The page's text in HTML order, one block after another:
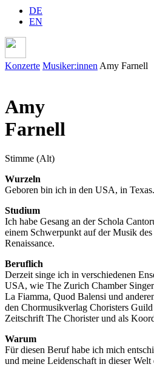
DE
EN
Konzerte Musiker:innenAmy Farnell
Amy
Farnell
Stimme (Alt)
Wurzeln
Geboren bin ich in den USA, in Texas.
Studium
Ich habe Gesang an der Schola
einem Schwerpunkt auf der Musik
Renaissance.
Beruflich
Derzeit singe ich in verschiedenen
USA, wie The Zurich Chamber
La Fiamma, Quod Balensi und
den Chormusikverlag Choristers
Zeitschrift The Chorister und als
Warum
Für diesen Beruf habe ich mich
und meine Leidenschaft in dieser Welt